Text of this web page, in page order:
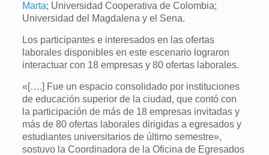
Marta; Universidad Cooperativa de Colombia;
Universidad del Magdalena y el Sena.
Los participantes e interesados en las ofertas
laborales disponibles en este escenario lograron
interactuar con 18 empresas y 80 ofertas laborales.
«[….] Fue un espacio consolidado por instituciones
de educación superior de la ciudad, que contó con
la participación de más de 18 empresas invitadas y
más de 80 ofertas laborales dirigidas a egresados y
estudiantes universitarios de último semestre»,
sostuvo la Coordinadora de la Oficina de Egresados